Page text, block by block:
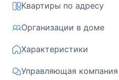
Квартиры по адресу
Организации в доме
Характеристики
Управляющая компания